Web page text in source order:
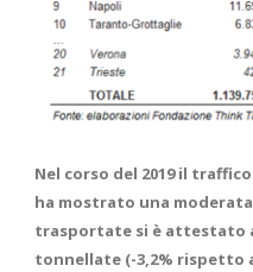
Nel corso del 2019 il
ha mostrato una
trasportate si è attestato
tonnellate (-3,2% rispetto